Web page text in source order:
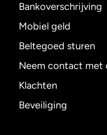
Bankoverschrijving
Mobiel geld
Beltegoed sturen
Neem contact met
Klachten
Beveiliging